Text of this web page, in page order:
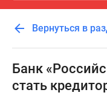
Новостройки
Москвы
Готовые
новостройки
Новостройки
Вернуться в
Банк
стать